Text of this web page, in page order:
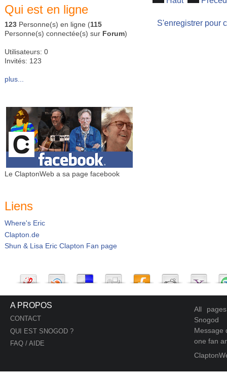
Qui est en ligne
123 Personne(s) en ligne (115
Personne(s) connectée(s) sur Forum)
Utilisateurs: 0
Invités: 123
plus...
Le ClaptonWeb a sa page facebook
Liens
Where's Eric
Clapton.de
Shun & Lisa Eric Clapton Fan page
S'enregistrer pour
A PROPOS
CONTACT
QUI EST SNOGOD ?
FAQ / AIDE
All
Snogod
Message
one fan